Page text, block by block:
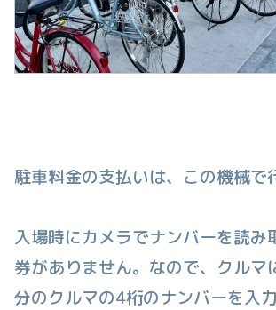
駐車料金の支払いは、この機械で
入場時にカメラでナンバーを読み
券がありません。なので、クルマ
分のクルマの4桁のナンバーを入